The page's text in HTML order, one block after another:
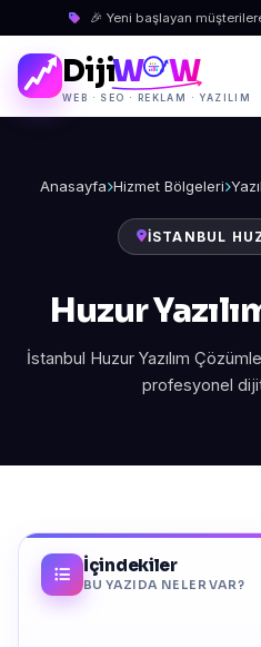
🎉 Yeni başlayan
DijiW W
WEB · SEO · REKLAM · YAZILIM
Anasayfa Hizmet Bölgeleri
İSTANBUL
Huzur
İstanbul Huzur Yazılım
profesyonel
İçindekiler
BU YAZIDA NELER VAR?